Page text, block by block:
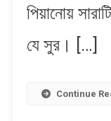
পিয়ানোয়
যে সুর। […]
Continue